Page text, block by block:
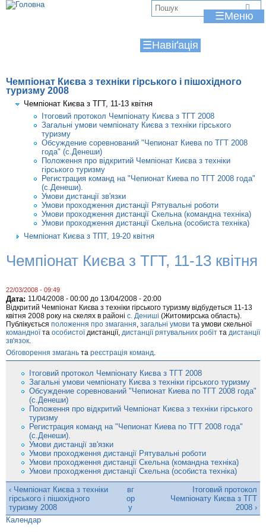
Jump to navigation
☰
Чемпіонат Києва з техніки гірського і пішохідного
туризму 2008
Чемпіонат Києва з ТГТ, 11-13 квітня
Ітоговий протокол Чемпіонату Києва з ТГТ 2008
Загальні умови чемпіонату Києва з техніки гірського
туризму
Обсуждение соревнований "Чепионат Киева по ТГТ 2008
года" (с.Денеши)
Положення про відкритий Чемпіонат Києва з техніки
гірського туризму
Регистрация команд на "Чепионат Киева по ТГТ 2008 года"
(с.Денеши).
Умови дистанції зв'язки
Умови проходження дистанції Рятувальні роботи
Умови проходження дистанції Скельна (командна техніка)
Умови проходження дистанції Скельна (особиста техніка)
Чемпіонат Києва з ТПТ, 19-20 квітня
☰
Чемпіонат Києва з ТГТ, 11-13 квітня
22/03/2008 - 09:49
Дата: 11/04/2008 - 00:00 до 13/04/2008 - 20:00
Відкритий Чемпіонат Києва з техніки гірського туризму відбудеться 11-13
квітня 2008 року на скелях в районі с. Дениші (Житомирська область).
Публікується положення про змагання, загальні умови та умови скельної
командноїта особистоїдистанції, дистанції рятувальних робіт та дистанції
зв'язок.
Обговорення змагань та реєстрація команд.
Ітоговий протокол Чемпіонату Києва з ТГТ 2008
Загальні умови чемпіонату Києва з техніки гірського туризму
Обсуждение соревнований "Чепионат Киева по ТГТ 2008 года"
(с.Денеши)
Положення про відкритий Чемпіонат Києва з техніки гірського
туризму
Регистрация команд на "Чепионат Киева по ТГТ 2008 года"
(с.Денеши).
Умови дистанції зв'язки
Умови проходження дистанції Рятувальні роботи
Умови проходження дистанції Скельна (командна техніка)
Умови проходження дистанції Скельна (особиста техніка)
‹ Чемпіонат Києва з техніки
гірського і пішохідного
туризму 2008
вг
ор
у
Ітоговий протокол
Чемпіонату Києва з ТГТ
2008 ›
Календар